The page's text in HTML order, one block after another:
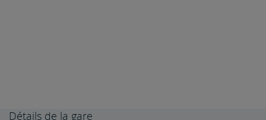
Détails de la gare